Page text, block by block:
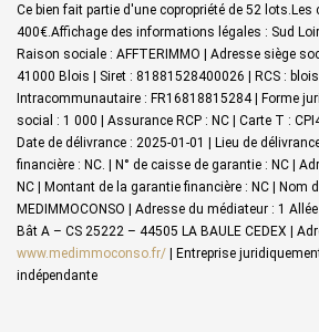
Ce bien fait partie d'une copropriété de 52
400€. Affichage des informations légales : Sud
Raison sociale : AFFTERIMMO | Adresse siège
41000 Blois | Siret : 81881528400026 | RCS :
Intracommunautaire : FR16818815284 | Forme
social : 1 000 | Assurance RCP : NC | Carte T :
Date de délivrance : 2025-01-01 | Lieu de
financière : NC. | N° de caisse de garantie : NC |
NC | Montant de la garantie financière : NC | Nom
MEDIMMOCONSO | Adresse du médiateur : 1
Bât A – CS 25222 – 44505 LA BAULE CEDEX |
www.medimmoconso.fr/ | Entreprise
indépendante